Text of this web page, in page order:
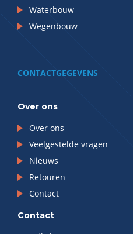
Waterbouw
Wegenbouw
CONTACTGEGEVENS
Over ons
Over ons
Veelgestelde vragen
Nieuws
Retouren
Contact
Contact